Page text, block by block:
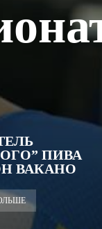
ПИВА
ВАКАНО